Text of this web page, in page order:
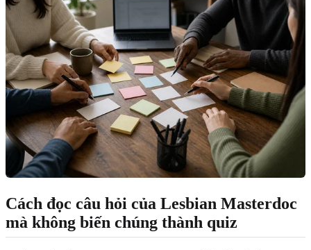
Cách đọc câu hỏi của Lesbian Masterdoc
mà không biến chúng thành quiz